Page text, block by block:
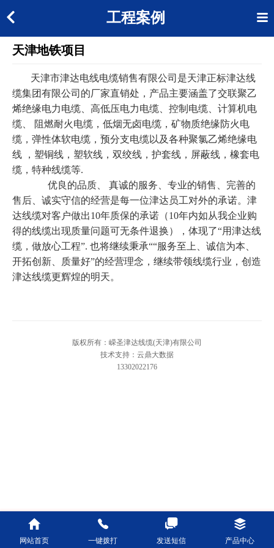
工程案例
天津地铁项目
天津市津达电线电缆销售有限公司是天津正标津达线
缆集团有限公司的厂家直销处，产品主要涵盖了交联聚乙
烯绝缘电力电缆、高低压电力电缆、控制电缆、计算机电
缆、 阻燃耐火电缆，低烟无卤电缆，矿物质绝缘防火电
缆，弹性体软电缆，预分支电缆以及各种聚氯乙烯绝缘电
线 ，塑铜线，塑软线，双绞线，护套线，屏蔽线，橡套电
缆，特种线缆等.
优良的品质、 真诚的服务、专业的销售、完善的
售后、诚实守信的经营是每一位津达员工对外的承诺。津
达线缆对客户做出10年质保的承诺（10年内如从我企业购
得的线缆出现质量问题可无条件退换），体现了“用津达线
缆，做放心工程”. 也将继续秉承““服务至上、诚信为本、
开拓创新、质量好”的经营理念，继续带领线缆行业，创造
津达线缆更辉煌的明天。
版权所有：嵘圣津达线缆(天津)有限公司
技术支持：云鼎大数据
13302022176
网站首页 一键拨打 发送短信 产品中心